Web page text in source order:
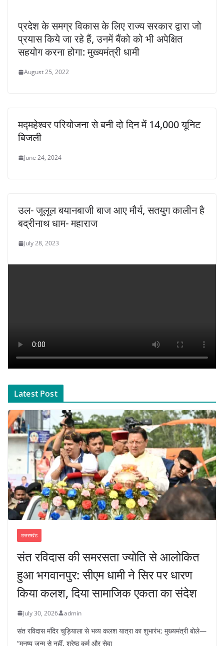
प्रदेश के समग्र विकास के लिए राज्य सरकार द्वारा जो
प्रयास किये जा रहे हैं, उनमें बैंको को भी अपेक्षित
सहयोग करना होगा: मुख्यमंत्री धामी
August 25, 2022
मद्महेश्वर परियोजना से बनी दो दिन में 14,000 यूनिट
बिजली
June 24, 2024
उल- जूलूल बयानबाजी बाज आए मौर्य, सतयुग कालीन है
बद्रीनाथ धाम- महाराज
July 28, 2023
Latest Post
उत्तराखंड
संत रविदास की समरसता ज्योति से आलोकित
हुआ भगवानपुर: सीएम धामी ने सिर पर धारण
किया कलश, दिया सामाजिक एकता का संदेश
July 30, 2026 admin
संत रविदास मंदिर चुड़ियाला से भव्य कलश यात्रा का शुभारंभ; मुख्यमंत्री बोले—
“मनुष्य जन्म से नहीं, श्रेष्ठ कर्म और सेवा